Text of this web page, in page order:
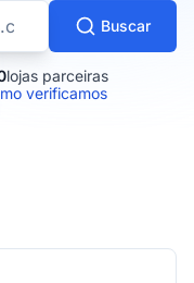
por loja
Buscar
lojas parceiras
verificamos